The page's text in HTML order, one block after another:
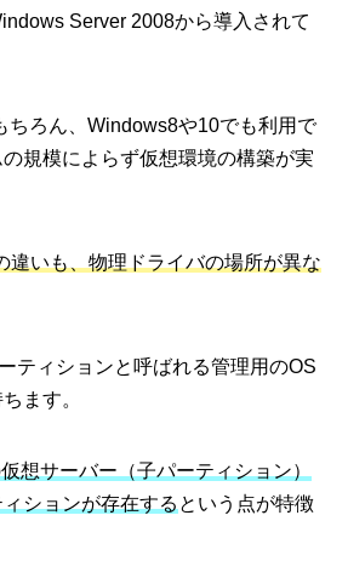
Server 2008から導入されて
ちろん、Windows8や10でも利用で
規模によらず仮想環境の構築が実
違いも、物理ドライバの場所が異な
ティションと呼ばれる管理用のOS
ます。
想サーバー（子パーティション）
ションが存在する という点が特徴